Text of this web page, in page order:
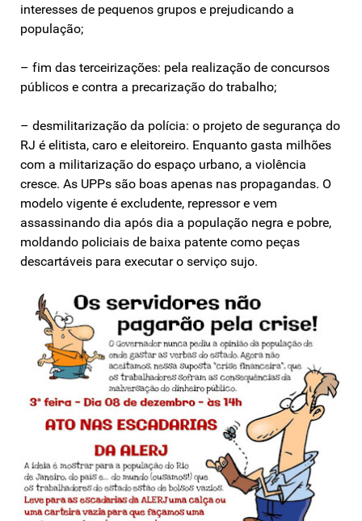
interesses de pequenos grupos e prejudicando a
população;
– fim das terceirizações: pela realização de concursos
públicos e contra a precarização do trabalho;
– desmilitarização da polícia: o projeto de segurança do
RJ é elitista, caro e eleitoreiro. Enquanto gasta milhões
com a militarização do espaço urbano, a violência
cresce. As UPPs são boas apenas nas propagandas. O
modelo vigente é excludente, repressor e vem
assassinando dia após dia a população negra e pobre,
moldando policiais de baixa patente como peças
descartáveis para executar o serviço sujo.